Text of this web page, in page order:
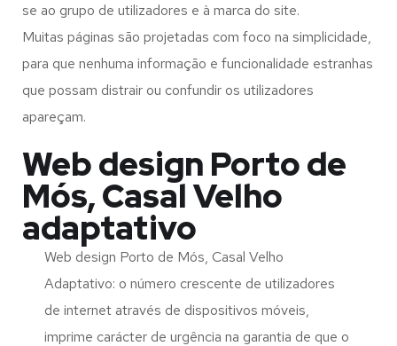
se ao grupo de utilizadores e à marca do site.
Muitas páginas são projetadas com foco na simplicidade,
para que nenhuma informação e funcionalidade estranhas
que possam distrair ou confundir os utilizadores
apareçam.
Web design Porto de
Mós, Casal Velho
adaptativo
Web design Porto de Mós, Casal Velho
Adaptativo: o número crescente de utilizadores
de internet através de dispositivos móveis,
imprime carácter de urgência na garantia de que o